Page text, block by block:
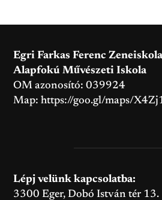
Egri Farkas Ferenc Zeneiskola
Alapfokú Művészeti Iskola
OM azonosító: 039924
Map:https://goo.gl/maps/
Lépj velünk kapcsolatba:
3300 Eger, Dobó István tér 13.